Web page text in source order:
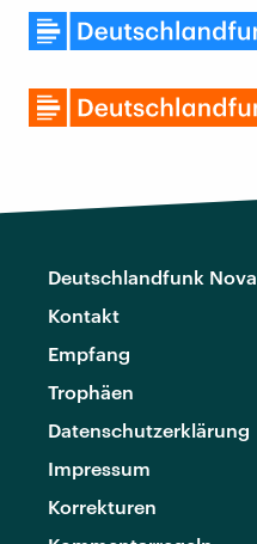
Deutschlandfunk Nova
Kontakt
Empfang
Trophäen
Datenschutzerklärung
Impressum
Korrekturen